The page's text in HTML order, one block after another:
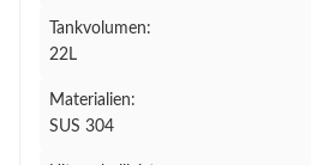
Tankvolumen:
22L
Materialien:
SUS 304